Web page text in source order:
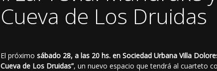
Cueva de Los Druidas
El próximo sábado 28, a las 20 hs. en Sociedad Urbana Villa
Cueva de Los Druidas”, un nuevo espacio que tendrá al cuarteto